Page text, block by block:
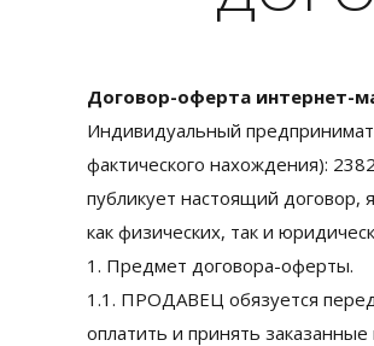
Договор-оферта интернет-
Индивидуальный
фактического нахождения):
публикует настоящий
как физических, так и
1. Предмет договора-оферты.
1.1. ПРОДАВЕЦ обязуется
оплатить и принять